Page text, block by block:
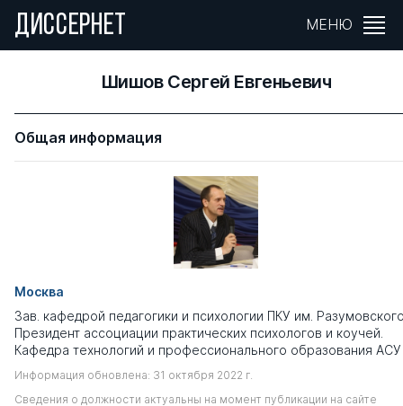
ДИССЕРНЕТ МЕНЮ
Шишов Сергей Евгеньевич
Общая информация
Москва
Зав. кафедрой педагогики и психологии ПКУ им.
Президент ассоциации практических психологов и коучей.
Кафедра технологий и профессионального образования АСУ
Информация обновлена: 31 октября 2022 г.
Сведения о должности актуальны на момент публикации на сайте